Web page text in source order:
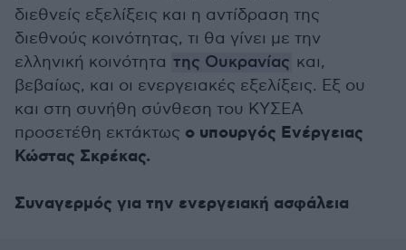
διεθνείς εξελίξεις και η αντίδραση της
διεθνούς κοινότητας, τι θα γίνει με την
ελληνική κοινότητα της Ουκρανίας και,
βεβαίως, και οι ενεργειακές εξελίξεις. Εξ ου
και στη συνήθη σύνθεση του ΚΥΣΕΑ
προσετέθη εκτάκτως ο υπουργός Ενέργειας
Κώστας Σκρέκας.
Συναγερμός για την ενεργειακή ασφάλεια